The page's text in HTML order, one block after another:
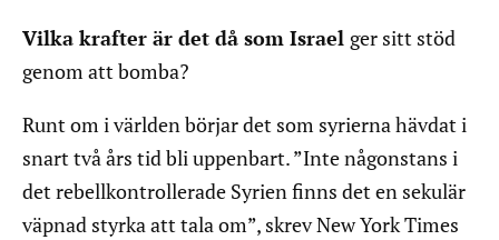
Vilka krafter är det då som Israel ger sitt stöd
genom att bomba?
Runt om i världen börjar det som syrierna hävdat i
snart två års tid bli uppenbart. ”Inte någonstans i
det rebellkontrollerade Syrien finns det en sekulär
väpnad styrka att tala om”, skrev New York Times